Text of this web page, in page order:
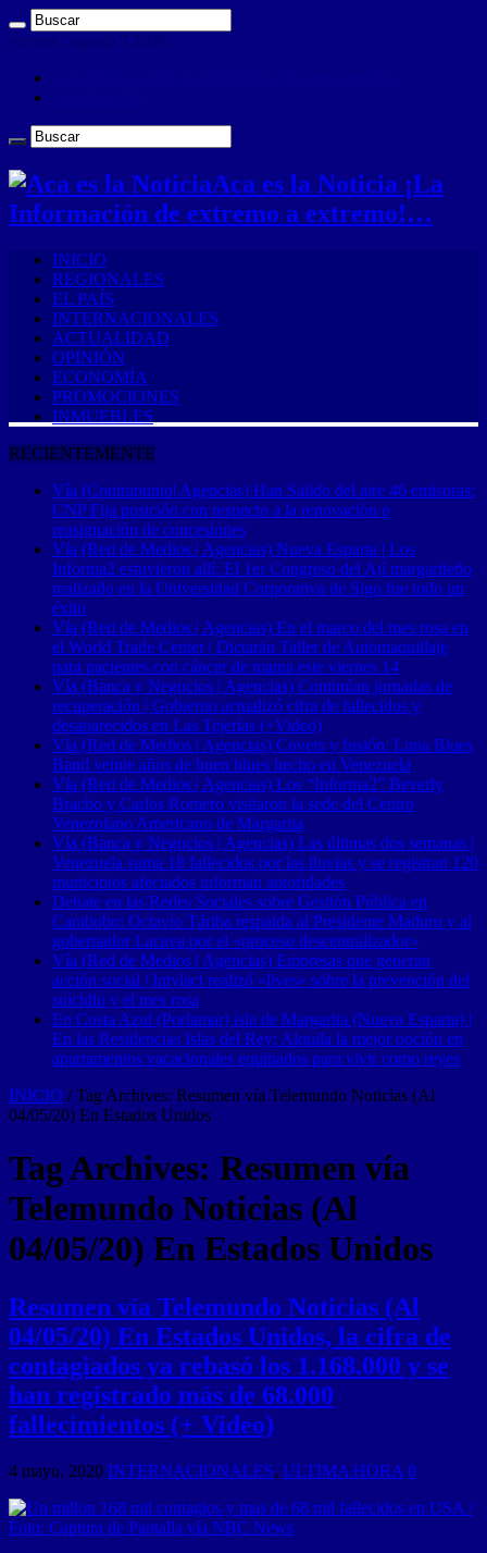
viernes , agosto 7 2026
Aca es la Noticia ¡La
Información de extremo a extremo!…
INICIO
REGIONALES
EL PAÍS
INTERNACIONALES
ACTUALIDAD
OPINIÓN
ECONOMÍA
PROMOCIONES
INMUEBLES
RECIENTEMENTE
Vía (Contrapunto| Agencias) Han Salido del aire 46 emisoras:
CNP Fija posición con respecto a la renovación o
reasignación de concesiones
Vía (Red de Medios | Agencias) Nueva Esparta | Los
Informa2 estuvieron allí: El 1er Congreso del Ají margariteño
realizado en la Universidad Corporativa de Sigo fue todo un
éxito
Vía (Red de Medios | Agencias) En el marco del mes rosa en
el World Trade Center | Dictarán Taller de Automaquillaje
para pacientes con cáncer de mama este viernes 14
Vía (Banca y Negocios | Agencias) Continúan jornadas de
recuperación | Gobierno actualizó cifra de fallecidos y
desaparecidos en Las Tejerías (+Video)
Vía (Red de Medios | Agencias) Covers y fusión: Luna Blues
Band veinte años de buen blues hecho en Venezuela
Vía (Red de Medios | Agencias) Los “Informa2” Beverly
Bracho y Carlos Romero visitaron la sede del Centro
Venezolano Americano de Margarita
Vía (Banca y Negocios | Agencias) Las últimas dos semanas |
Venezuela suma 18 fallecidos por las lluvias y se registran 120
municipios afectados informan autoridades
Debate en las Redes Sociales sobre Gestión Pública en
Carabobo: Octavio Táriba respalda al Presidente Maduro y al
gobernador Lacava por el «proceso descentralizador»
Vía (Red de Medios | Agencias) Empresas que generan
acción social | Intylact realizó «lives» sobre la prevención del
suicidio y el mes rosa
En Costa Azul (Porlamar) isla de Margarita (Nueva Esparta) |
En las Residencias Islas del Rey: Alquila la mejor opción en
apartamentos vacacionales equipados para vivir como reyes
INICIO / Tag Archives: Resumen vía Telemundo Noticias (Al
04/05/20) En Estados Unidos
Tag Archives: Resumen vía
Telemundo Noticias (Al
04/05/20) En Estados Unidos
Resumen vía Telemundo Noticias (Al
04/05/20) En Estados Unidos, la cifra de
contagiados ya rebasó los 1.168.000 y se
han registrado más de 68.000
fallecimientos (+ Video)
4 mayo, 2020 INTERNACIONALES, ULTIMA HORA 0